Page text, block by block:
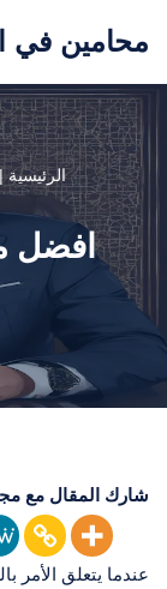
إلى
المحتوى
محامين في
الرئيسية
افضل
شارك المقال مع
عندما يتعلق الأمر